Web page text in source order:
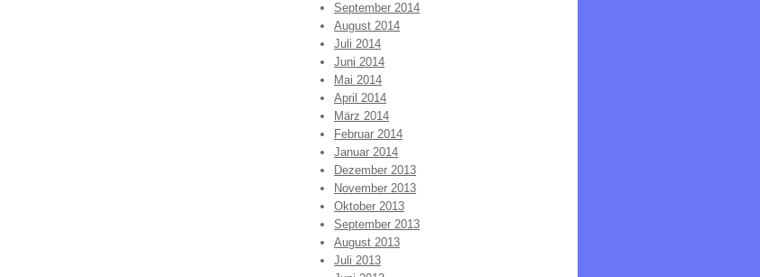
September 2014
August 2014
Juli 2014
Juni 2014
Mai 2014
April 2014
März 2014
Februar 2014
Januar 2014
Dezember 2013
November 2013
Oktober 2013
September 2013
August 2013
Juli 2013